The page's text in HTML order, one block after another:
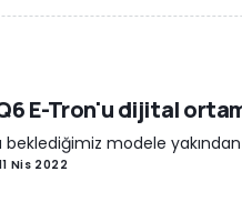
E-Tron'u dijital
beklediğimiz modele yakından
Nis 2022